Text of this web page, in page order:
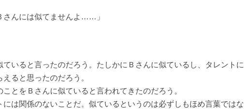
さんには似てませんよ……」
いると言ったのだろう。たしかにＢさんに似ているし、タレントに
ると思ったのだろう。
とをＢさんに似ていると言われてきたのだろう。
は関係のないことだ。似ているというのは必ずしもほめ言葉ではな